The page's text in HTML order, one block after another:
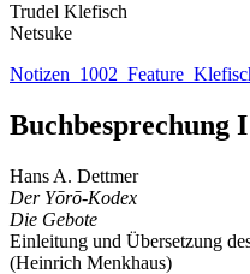
Trudel Klefisch
Netsuke
Buchbesprechung I
Hans A. Dettmer
Der Yōrō-Kodex
Die Gebote
Einleitung und Übersetzung
(Heinrich Menkhaus)